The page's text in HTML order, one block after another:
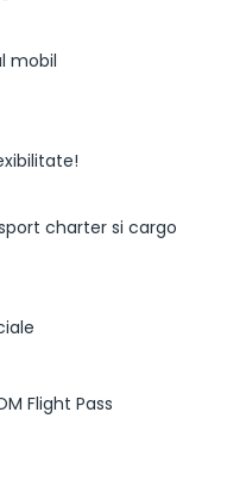
mobil
charter si cargo
Flight Pass